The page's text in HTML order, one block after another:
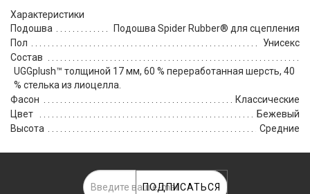
Характеристики
Подошва
Подошва Spider Rubber® для сцепления
Пол
Унисекс
Состав
UGGplush™ толщиной 17 мм, 60 % переработанная шерсть, 40
% стелька из лиоцелла.
Фасон
Классические
Цвет
Бежевый
Высота
Средние
ПОДПИСАТЬСЯ